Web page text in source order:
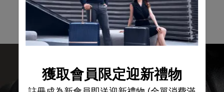
獲取會員限定迎新禮物